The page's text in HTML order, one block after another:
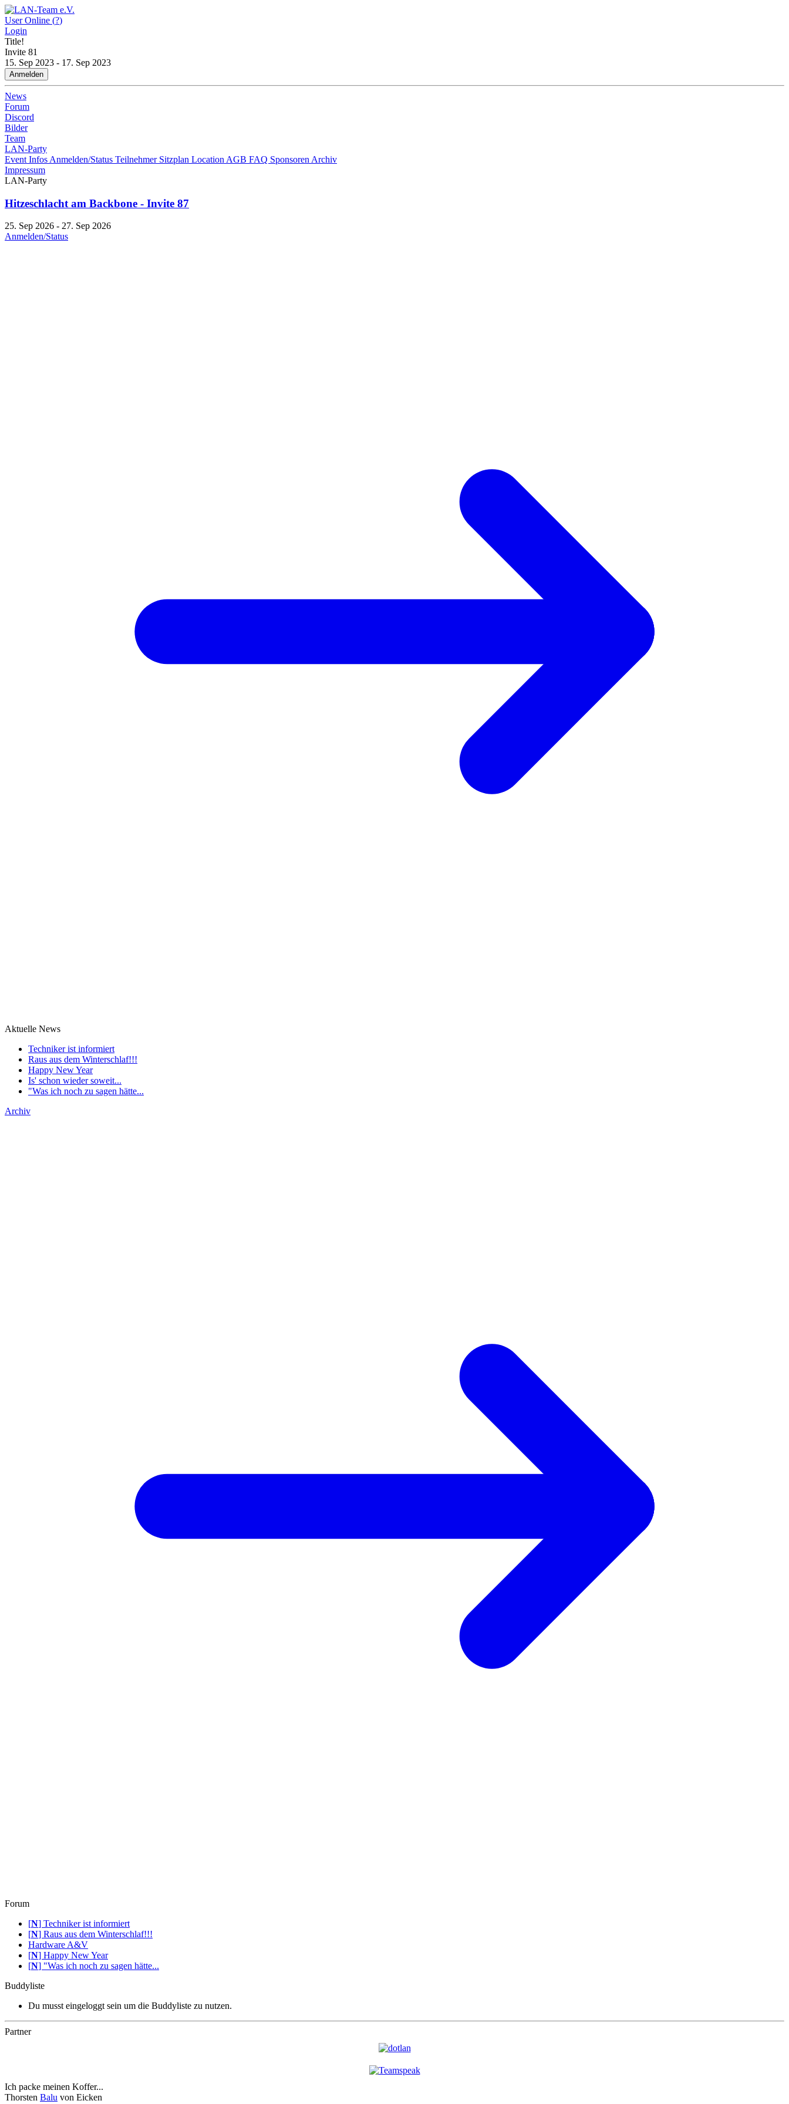
User Online (?)
Login
Title!
Invite 81
15. Sep 2023 - 17. Sep 2023
Anmelden
News
Forum
Discord
Bilder
Team
LAN-Party
Event Infos Anmelden/Status Teilnehmer Sitzplan Location AGB FAQ Sponsoren Archiv
Impressum
LAN-Party
Hitzeschlacht am Backbone - Invite 87
25. Sep 2026 - 27. Sep 2026
Anmelden/Status
Aktuelle News
Techniker ist informiert
Raus aus dem Winterschlaf!!!
Happy New Year
Is' schon wieder soweit...
"Was ich noch zu sagen hätte...
Archiv
Forum
[N] Techniker ist informiert
[N] Raus aus dem Winterschlaf!!!
Hardware A&V
[N] Happy New Year
[N] "Was ich noch zu sagen hätte...
Buddyliste
Du musst eingeloggt sein um die Buddyliste zu nutzen.
Partner
Ich packe meinen Koffer...
Thorsten Balu von Eicken